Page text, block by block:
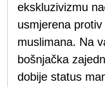
ekskluzivizmu
usmjerena
muslimana. Na
bošnjačka
dobije status